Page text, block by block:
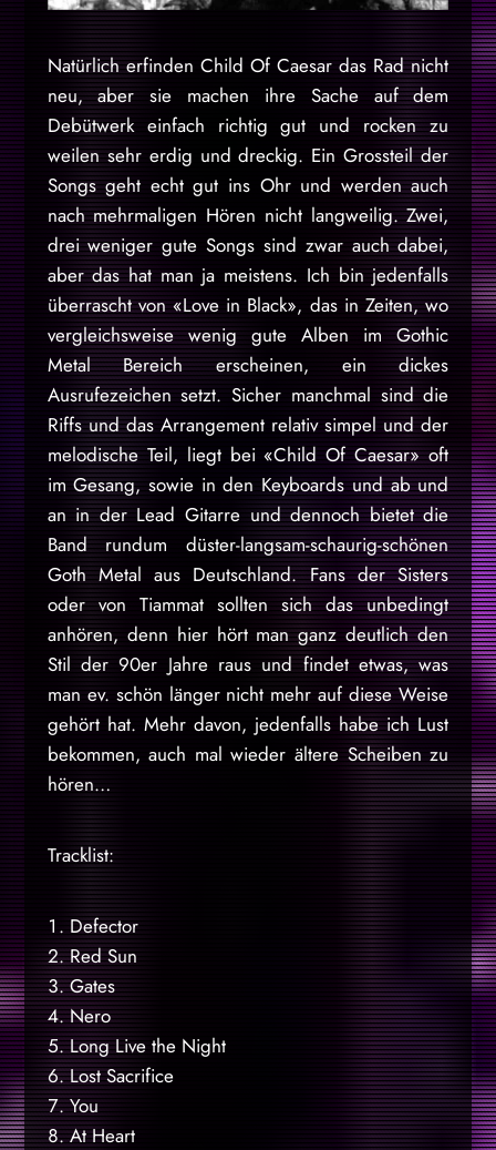
Natürlich erfinden Child Of Caesar das Rad nicht
neu, aber sie machen ihre Sache auf dem
Debütwerk einfach richtig gut und rocken zu
weilen sehr erdig und dreckig. Ein Grossteil der
Songs geht echt gut ins Ohr und werden auch
nach mehrmaligen Hören nicht langweilig. Zwei,
drei weniger gute Songs sind zwar auch dabei,
aber das hat man ja meistens. Ich bin jedenfalls
überrascht von «Love in Black», das in Zeiten, wo
vergleichsweise wenig gute Alben im Gothic
Metal Bereich erscheinen, ein dickes
Ausrufezeichen setzt. Sicher manchmal sind die
Riffs und das Arrangement relativ simpel und der
melodische Teil, liegt bei «Child Of Caesar» oft
im Gesang, sowie in den Keyboards und ab und
an in der Lead Gitarre und dennoch bietet die
Band rundum düster-langsam-schaurig-schönen
Goth Metal aus Deutschland. Fans der Sisters
oder von Tiammat sollten sich das unbedingt
anhören, denn hier hört man ganz deutlich den
Stil der 90er Jahre raus und findet etwas, was
man ev. schön länger nicht mehr auf diese Weise
gehört hat. Mehr davon, jedenfalls habe ich Lust
bekommen, auch mal wieder ältere Scheiben zu
hören…
Tracklist:
Defector
Red Sun
Gates
Nero
Long Live the Night
Lost Sacrifice
You
At Heart